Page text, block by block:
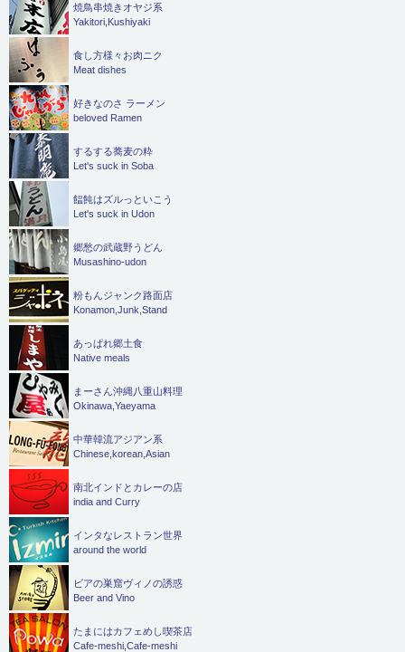
焼鳥串焼きオヤジ系
Yakitori,Kushiyaki
食し方様々お肉ニク
Meat dishes
好きなのさ ラーメン
beloved Ramen
するする蕎麦の粋
Let's suck in Soba
饂飩はズルっといこう
Let's suck in Udon
郷愁の武蔵野うどん
Musashino-udon
粉もんジャンク路面店
Konamon,Junk,Stand
あっぱれ郷土食
Native meals
まーさん沖縄八重山料理
Okinawa,Yaeyama
中華韓流アジアン系
Chinese,korean,Asian
南北インドとカレーの店
india and Curry
インタなレストラン世界
around the world
ビアの巣窟ヴィノの誘惑
Beer and Vino
たまにはカフェめし喫茶店
Cafe-meshi,Cafe-meshi